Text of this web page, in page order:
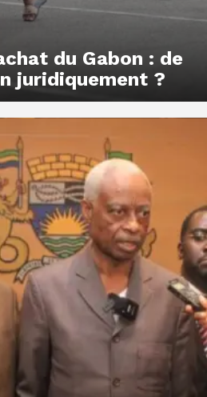
du Gabon : de
juridiquement ?